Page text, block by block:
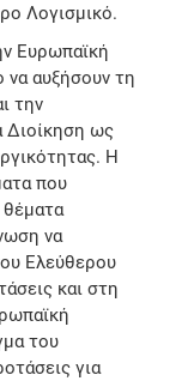
Λογισμικό.
Ευρωπαϊκή
να αυξήσουν τη
την
Διοίκηση ως
Η
που
να
Ελεύθερου
και στη
του
για